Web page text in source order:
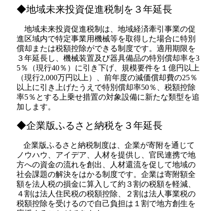
◆地域未来投資促進税制を３年延長
地域未来投資促進税制は、地域経済牽引事業の促
進区域内で特定事業用機械等を取得した場合に特別
償却または税額控除ができる制度です。適用期限を
３年延長し、機械装置及び器具備品の特別償却率を3
5％（現行40％）に引き下げ、規模要件を１億円以上
（現行2,000万円以上）、前年度の減価償却費の25％
以上に引き上げたうえで特別償却率50％、税額控除
率5％とする上乗せ措置の対象設備に新たな類型を追
加します。
◆企業版ふるさと納税を３年延長
企業版ふるさと納税制度は、企業が寄附を通じて
ノウハウ、アイデア、人材を提供し、官民連携で地
方への資金の流れを創出、人材還流を促して地域の
社会課題の解決をはかる制度です。企業は寄附額全
額を法人税の損金に算入して約３割の税額を軽減、
４割は法人住民税の税額控除、２割は法人事業税の
税額控除を受けるので自己負担は１割で地方創生を